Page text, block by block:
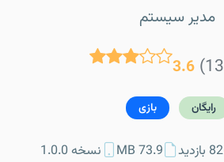
مدیر سیستم
3.6
رایگان بازی
73.9 MB نسخه 1.0.0